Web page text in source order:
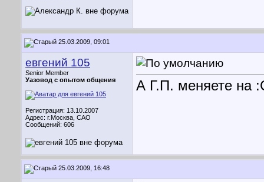
25.03.2009, 09:01
евгений 105
Senior Member
Уазовод с опытом общения
Регистрация: 13.10.2007
Адрес: г.Москва, САО
Сообщений: 606
А Г.П. меняете на
25.03.2009, 16:48